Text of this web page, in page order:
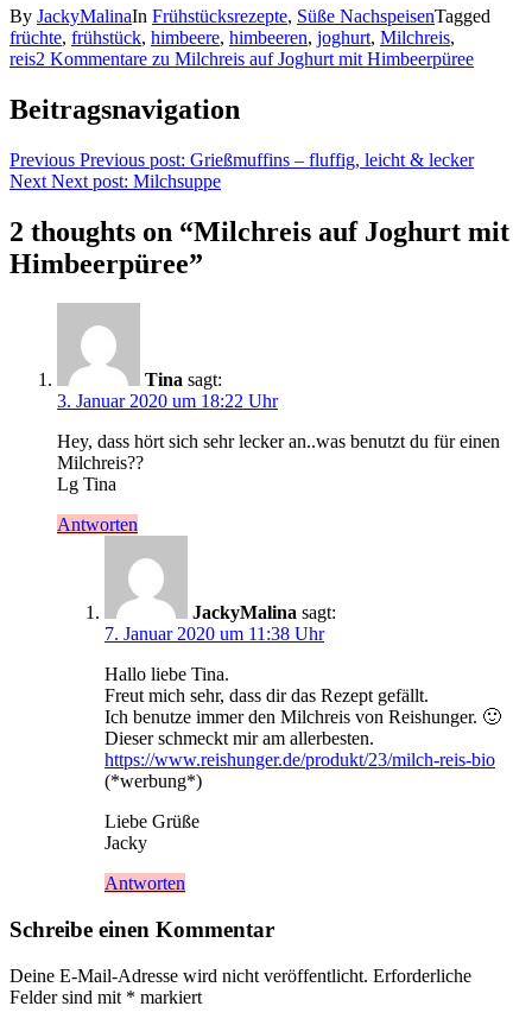
By JackyMalinaIn Frühstücksrezepte, Süße NachspeisenTagged
früchte, frühstück, himbeere, himbeeren, joghurt, Milchreis,
reis2 Kommentare zu Milchreis auf Joghurt mit Himbeerpüree
Beitragsnavigation
Previous Previous post: Grießmuffins – fluffig, leicht & lecker
Next Next post: Milchsuppe
2 thoughts on “Milchreis auf Joghurt mit
Himbeerpüree”
Tina sagt:
3. Januar 2020 um 18:22 Uhr
Hey, dass hört sich sehr lecker an..was benutzt du für einen
Milchreis??
Lg Tina
Antworten
JackyMalina sagt:
7. Januar 2020 um 11:38 Uhr
Hallo liebe Tina.
Freut mich sehr, dass dir das Rezept gefällt.
Ich benutze immer den Milchreis von Reishunger. 🙂
Dieser schmeckt mir am allerbesten.
https://www.reishunger.de/produkt/23/milch-reis-bio
(*werbung*)
Liebe Grüße
Jacky
Antworten
Schreibe einen Kommentar
Deine E-Mail-Adresse wird nicht veröffentlicht. Erforderliche
Felder sind mit * markiert